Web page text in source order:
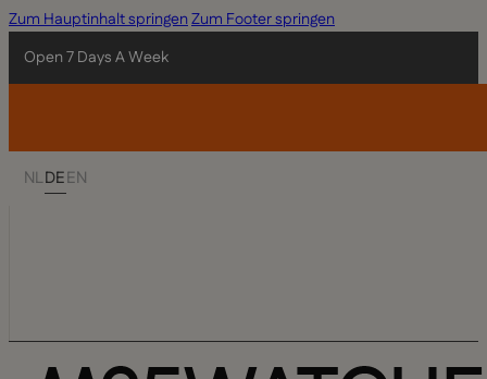
Zum Hauptinhalt springenZum Footer springen
Open 7 Days A Week
NLDEEN